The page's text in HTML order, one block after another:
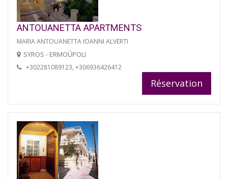
ANTOUANETTA APARTMENTS
MARIA ANTOUANETTA IOANNI ALVERTI
SYROS - ERMOÚPOLI
+302281089123, +306936426412
Réservation